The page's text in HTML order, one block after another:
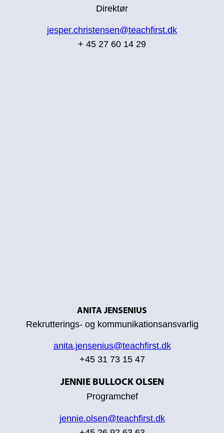
Direktør
jesper.christensen@teachfirst.dk
+ 45 27 60 14 29
ANITA JENSENIUS
Rekrutterings- og kommunikationsansvarlig
anita.jensenius@teachfirst.dk
+45 31 73 15 47
JENNIE BULLOCK OLSEN
Programchef
jennie.olsen@teachfirst.dk